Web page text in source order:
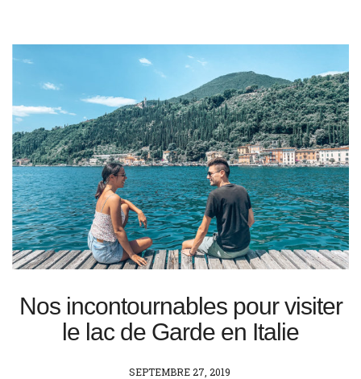
Nos incontournables pour visiter
le lac de Garde en Italie
POSTED
SEPTEMBRE 27, 2019